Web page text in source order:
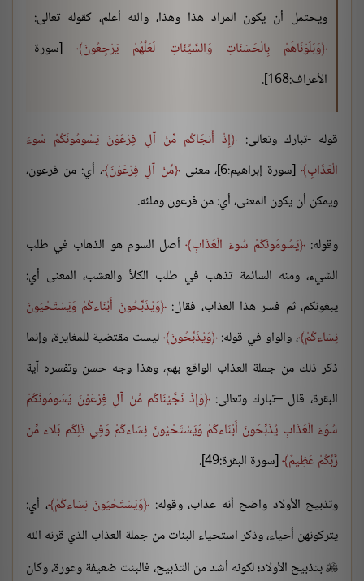
ويحتمل أن يكون المراد هذا وهذا، والله أعلم، كقوله تعالى:
وَبَلَوْنَاهُمْ بِالْحَسَنَاتِ وَالسَّيِّئَاتِ لَعَلَّهُمْ يَرْجِعُونَ [سورة
الأعراف:168].
قوله -تبارك وتعالى:
إِذْ أَنجَاكُم مِّنْ آلِ فِرْعَوْنَ يَسُومُونَكُمْ سُوءَ
الْعَذَابِ [سورة إبراهيم:6]، معنى مِّنْ آلِ فِرْعَوْنَ ، أي: من فرعون،
ويمكن أن يكون المعنى، أي: من فرعون وملئه.
وقوله: يَسُومُونَكُمْ سُوءَ الْعَذَابِ أصل السوم هو الذهاب في طلب
الشيء، ومنه السائمة تذهب في طلب الكلأ والعشب، المعنى أي:
يبغونكم، ثم فسر هذا العذاب، فقال: وَيُذَبِّحُونَ أَبْنَاءكُمْ وَيَسْتَحْيُونَ
نِسَاءكُمْ ، والواو في قوله: وَيُذَبِّحُونَ ليست مقتضية للمغايرة، وإنما
ذكر ذلك من جملة العذاب الواقع بهم، وهذا وجه حسن وتفسره آية
البقرة، قال –تبارك وتعالى: وَإِذْ نَجَّيْنَاكُم مِّنْ آلِ فِرْعَوْنَ يَسُومُونَكُمْ
سُوَءَ الْعَذَابِ يُذَبِّحُونَ أَبْنَاءكُمْ وَيَسْتَحْيُونَ نِسَاءكُمْ وَفِي ذَلِكُم بَلاء مِّن
رَّبِّكُمْ عَظِيمٌ [سورة البقرة:49].
وتذبيح الأولاد واضح أنه عذاب، وقوله: وَيَسْتَحْيُونَ نِسَاءكُمْ ، أي:
يتركونهن أحياء، وذكر استحياء البنات من جملة العذاب الذي قرنه الله
 بتذبيح الأولاد؛ لكونه أشد من التذبيح، فالبنت ضعيفة وعورة، وكان